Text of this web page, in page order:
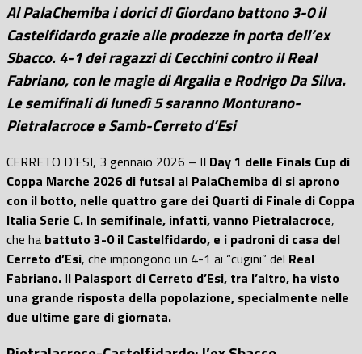
Al PalaChemiba i dorici di Giordano battono 3-0 il
Castelfidardo grazie alle prodezze in porta dell’ex
Sbacco. 4-1 dei ragazzi di Cecchini contro il Real
Fabriano, con le magie di Argalia e Rodrigo Da Silva.
Le semifinali di lunedì 5 saranno Monturano-
Pietralacroce e Samb-Cerreto d’Esi
CERRETO D’ESI, 3 gennaio 2026 – Il Day 1 delle Finals Cup di
Coppa Marche 2026 di futsal al PalaChemiba di si aprono
con il botto, nelle quattro gare dei Quarti di Finale di Coppa
Italia Serie C. In semifinale, infatti, vanno Pietralacroce,
che ha battuto 3-0 il Castelfidardo, e i padroni di casa del
Cerreto d’Esi, che impongono un 4-1 ai “cugini” del Real
Fabriano. Il Palasport di Cerreto d’Esi, tra l’altro, ha visto
una grande risposta della popolazione, specialmente nelle
due ultime gare di giornata.